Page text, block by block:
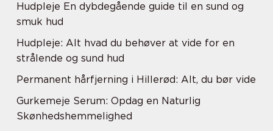
Hudpleje En dybdegående guide til en sund og
smuk hud
Hudpleje: Alt hvad du behøver at vide for en
strålende og sund hud
Permanent hårfjerning i Hillerød: Alt, du bør vide
Gurkemeje Serum: Opdag en Naturlig
Skønhedshemmelighed